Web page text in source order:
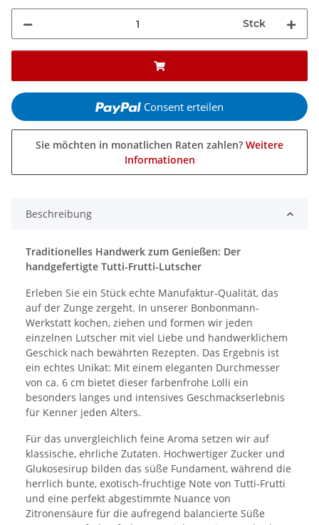
Stck
Consent erteilen
Sie möchten in monatlichen Raten zahlen? Weitere
Informationen
Beschreibung
Traditionelles Handwerk zum Genießen: Der
handgefertigte Tutti-Frutti-Lutscher
Erleben Sie ein Stück echte Manufaktur-Qualität, das
auf der Zunge zergeht. In unserer Bonbonmann-
Werkstatt kochen, ziehen und formen wir jeden
einzelnen Lutscher mit viel Liebe und handwerklichem
Geschick nach bewährten Rezepten. Das Ergebnis ist
ein echtes Unikat: Mit einem eleganten Durchmesser
von ca. 6 cm bietet dieser farbenfrohe Lolli ein
besonders langes und intensives Geschmackserlebnis
für Kenner jeden Alters.
Für das unvergleichlich feine Aroma setzen wir auf
klassische, ehrliche Zutaten. Hochwertiger Zucker und
Glukosesirup bilden das süße Fundament, während die
herrlich bunte, exotisch-fruchtige Note von Tutti-Frutti
und eine perfekt abgestimmte Nuance von
Zitronensäure für die aufregend balancierte Süße